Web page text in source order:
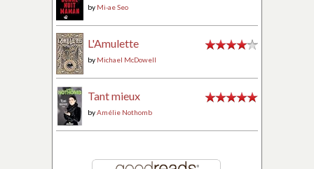
by Mi-ae Seo
L'Amulette
by Michael McDowell
Tant mieux
byAmélie Nothomb